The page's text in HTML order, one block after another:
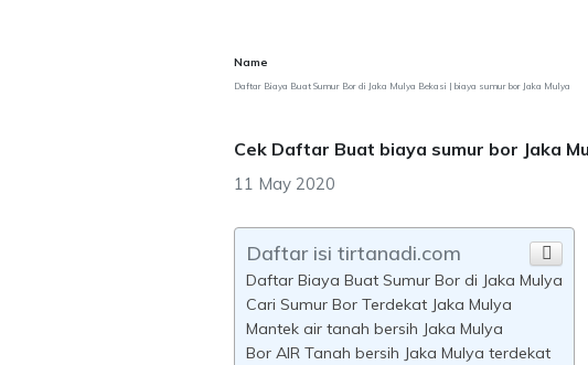
Name
Daftar Biaya Buat Sumur Bor di Jaka Mulya Bekasi | biaya sumur bor Jaka Mulya
Cek Daftar Buat biaya sumur bor Jaka
11 May 2020
Daftar isi tirtanadi.com
Daftar Biaya Buat Sumur Bor di Jaka Mulya
Cari Sumur Bor Terdekat Jaka Mulya
Mantek air tanah bersih Jaka Mulya
Bor AIR Tanah bersih Jaka Mulya terdekat